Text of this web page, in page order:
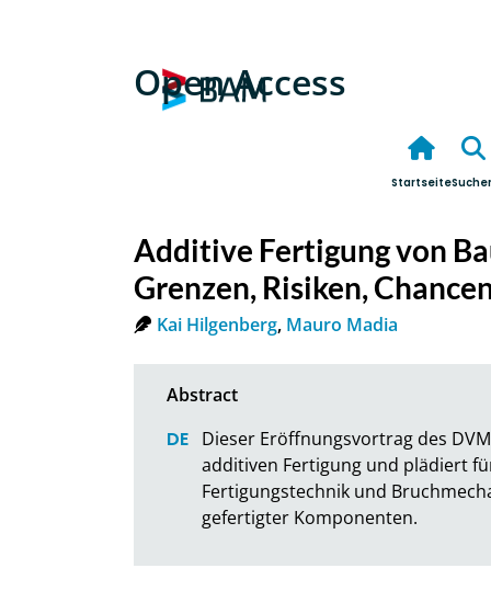
Open Access
Startseite
Additive Fertigung von
Grenzen, Risiken,
Kai Hilgenberg, Mauro Madia
Dieser Eröffnungsvortrag des
additiven Fertigung und plädiert
Fertigungstechnik und
gefertigter Komponenten.